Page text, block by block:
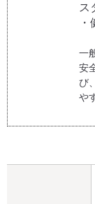
ス
一
安
び
や